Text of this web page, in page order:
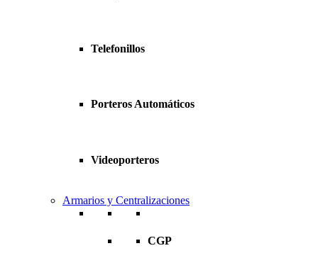
Telefonillos
Porteros Automáticos
Videoporteros
Armarios y Centralizaciones
CGP